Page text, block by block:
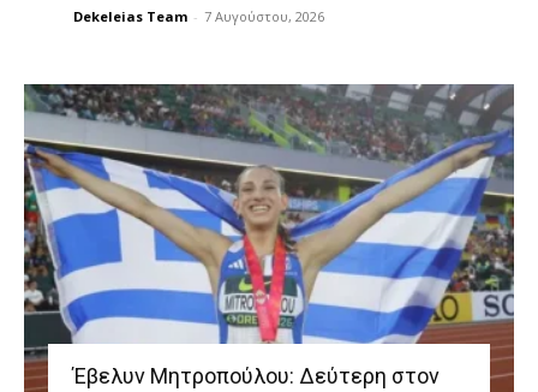
Dekeleias Team - 7 Αυγούστου, 2026
Έβελυν Μητροπούλου: Δεύτερη στον